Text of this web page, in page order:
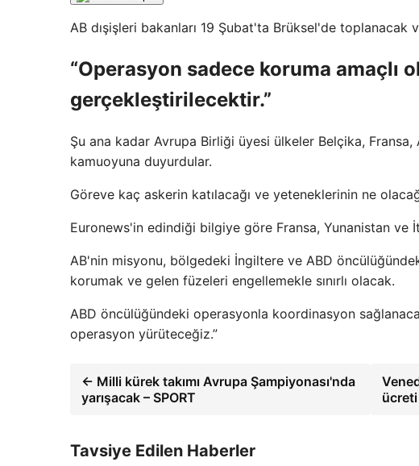
AB dışişleri bakanları 19 Şubat'ta Brüksel'de toplanacak
“Operasyon sadece koruma amaçlı
gerçekleştirilecektir.”
Şu ana kadar Avrupa Birliği üyesi ülkeler Belçika, Fransa,
kamuoyuna duyurdular.
Göreve kaç askerin katılacağı ve yeteneklerinin ne
Euronews'in edindiği bilgiye göre Fransa, Yunanistan ve
AB'nin misyonu, bölgedeki İngiltere ve ABD
korumak ve gelen füzeleri engellemekle sınırlı olacak.
ABD öncülüğündeki operasyonla koordinasyon
operasyon yürüteceğiz.”
← Milli kürek takımı Avrupa Şampiyonası'nda
yarışacak – SPORT
Tavsiye Edilen Haberler